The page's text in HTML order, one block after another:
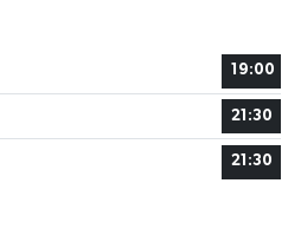
19:00
21:30
21:30